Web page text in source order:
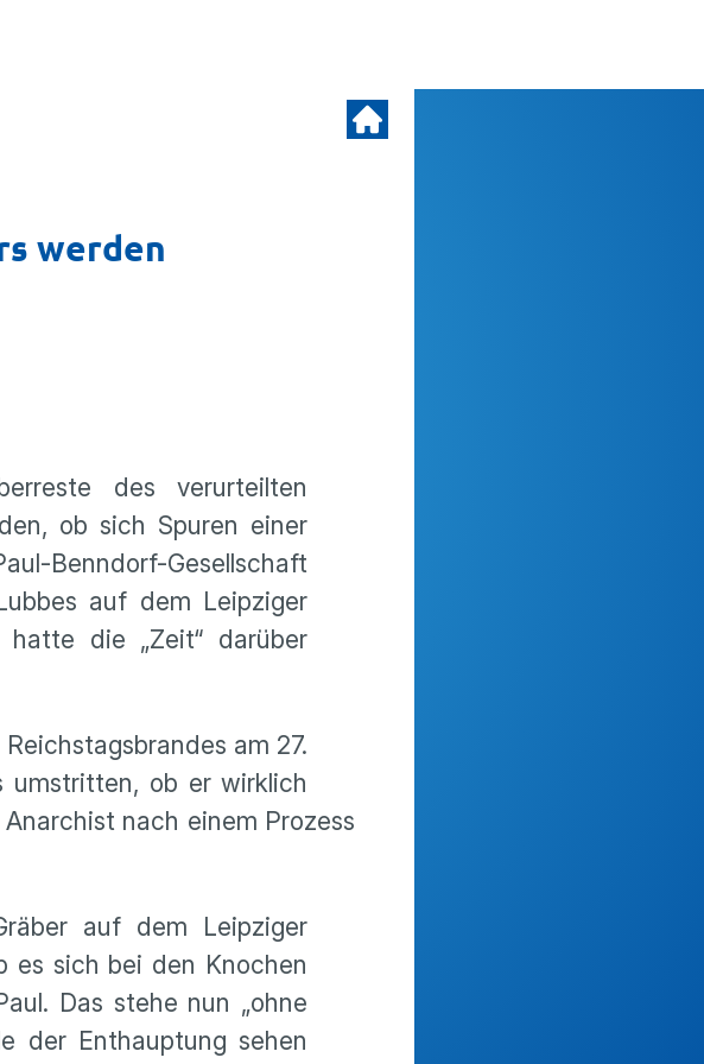
werden
des verurteilten
ob sich Spuren einer
Benndorf-Gesellschaft
auf dem Leipziger
die „Zeit“ darüber
am 27.
umstritten, ob er wirklich
nach einem Prozess
auf dem Leipziger
es sich bei den Knochen
Das stehe nun „ohne
der Enthauptung sehen